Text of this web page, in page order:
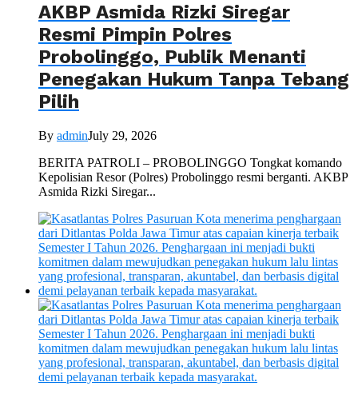
AKBP Asmida Rizki Siregar
Resmi Pimpin Polres
Probolinggo, Publik Menanti
Penegakan Hukum Tanpa Tebang
Pilih
By adminJuly 29, 2026
BERITA PATROLI – PROBOLINGGO Tongkat komando
Kepolisian Resor (Polres) Probolinggo resmi berganti. AKBP
Asmida Rizki Siregar...